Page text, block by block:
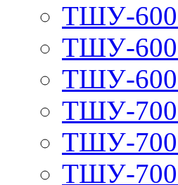
ТШУ-
ТШУ-
ТШУ-
ТШУ-
ТШУ-
ТШУ-